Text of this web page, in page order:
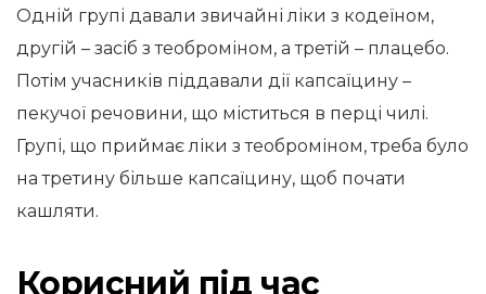
Одній групі давали звичайні ліки з кодеїном,
другій – засіб з теоброміном, а третій – плацебо.
Потім учасників піддавали дії капсаїцину –
пекучої речовини, що міститься в перці чилі.
Групі, що приймає ліки з теоброміном, треба було
на третину більше капсаїцину, щоб почати
кашляти.
Корисний під час